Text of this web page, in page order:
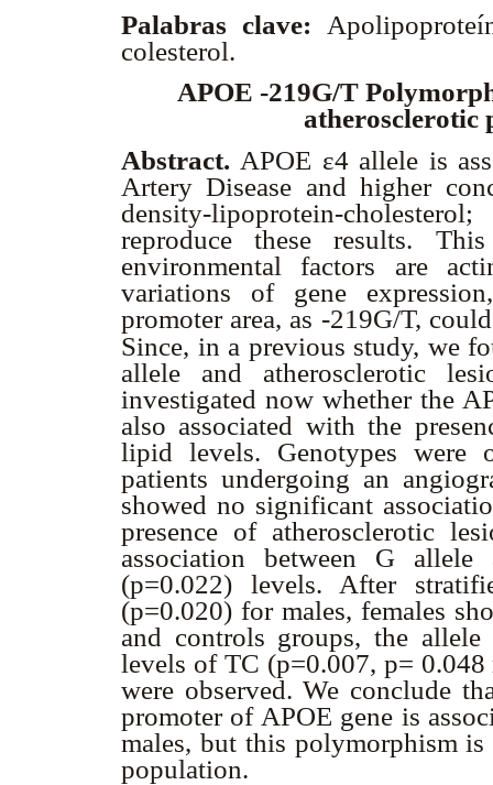
Palabras clave:
colesterol.
APOE -219G/T
atherosclerotic
Abstract. APOE ε4 allele is
Artery Disease and higher
density-lipoprotein-
reproduce these results.
environmental factors are
variations of gene
promoter area, as -219G/T,
Since, in a previous study, we
allele and atherosclerotic
investigated now whether the
also associated with the
lipid levels. Genotypes were
patients undergoing an
showed no significant
presence of atherosclerotic
association between G
(p=0.022) levels. After
(p=0.020) for males, females
and controls groups, the
levels of TC (p=0.007, p=
were observed. We conclude
promoter of APOE gene is
males, but this polymorphism
population.